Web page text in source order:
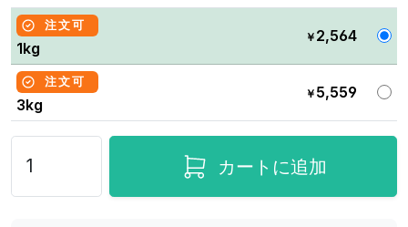
注文可
1kg
￥ 2,564
注文可
3kg
￥ 5,559
カートに追加